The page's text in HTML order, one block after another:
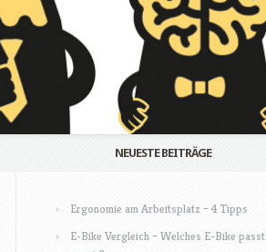
NEUESTE BEITRÄGE
Ergonomie am Arbeitsplatz – 4 Tipps
E-Bike Vergleich – Welches E-Bike passt